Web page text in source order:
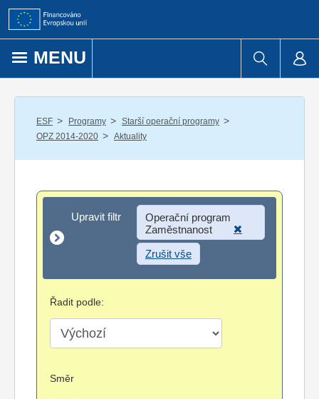
Přejít k obsahu
MENU
ESF / Programy / Starší operační programy /
OPZ 2014-2020 / Aktuality
Upravit filtr
Upravit filtr
Operační program
Zaměstnanost
Zrušit vše
Řadit podle:
Směr